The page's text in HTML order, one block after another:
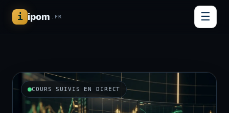
i ipom .FR ☰
COURS SUIVIS EN DIRECT